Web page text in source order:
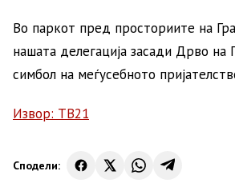
Во паркот пред просториите на
нашата делегација засади Дрво на
симбол на меѓусебното
Извор: ТВ21
Сподели: